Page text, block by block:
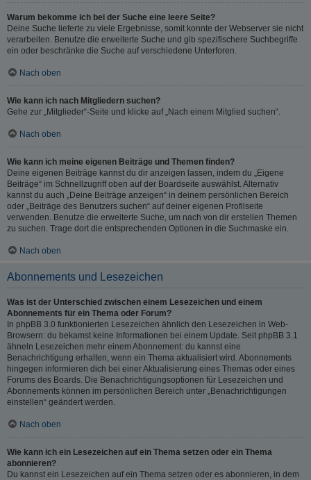
Warum bekomme ich bei der Suche eine leere Seite?
Deine Suche lieferte zu viele Ergebnisse, somit konnte der Webserver sie nicht
verarbeiten. Benutze die erweiterte Suche und gib spezifischere Suchbegriffe
ein oder beschränke die Suche auf verschiedene Unterforen.
Nach oben
Wie kann ich nach Mitgliedern suchen?
Gehe zur „Mitglieder“-Seite und klicke auf „Nach einem Mitglied suchen“.
Nach oben
Wie kann ich meine eigenen Beiträge und Themen finden?
Deine eigenen Beiträge kannst du dir anzeigen lassen, indem du „Eigene
Beiträge“ im Schnellzugriff oben auf der Boardseite auswählst. Alternativ
kannst du auch „Deine Beiträge anzeigen“ in deinem persönlichen Bereich
oder „Beiträge des Benutzers suchen“ auf deiner eigenen Profilseite
verwenden. Benutze die erweiterte Suche, um nach von dir erstellen Themen
zu suchen. Trage dort die entsprechenden Optionen in die Suchmaske ein.
Nach oben
Abonnements und Lesezeichen
Was ist der Unterschied zwischen einem Lesezeichen und einem
Abonnements für ein Thema oder Forum?
In phpBB 3.0 funktionierten Lesezeichen ähnlich den Lesezeichen in Web-
Browsern: du bekamst keine Informationen bei einem Update. Seit phpBB 3.1
ähneln Lesezeichen mehr einem Abonnement: du kannst eine
Benachrichtigung erhalten, wenn ein Thema aktualisiert wird. Abonnements
hingegen informieren dich bei einer Aktualisierung eines Themas oder eines
Forums des Boards. Die Benachrichtigungsoptionen für Lesezeichen und
Abonnements können im persönlichen Bereich unter „Benachrichtigungen
einstellen“ geändert werden.
Nach oben
Wie kann ich ein Lesezeichen auf ein Thema setzen oder ein Thema
abonnieren?
Du kannst ein Lesezeichen auf ein Thema setzen oder es abonnieren, in dem